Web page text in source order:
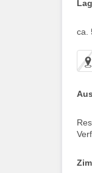
ca.